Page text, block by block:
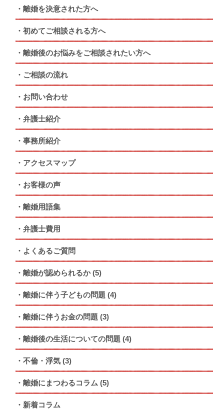
離婚を決意された方へ
初めてご相談される方へ
離婚後のお悩みをご相談されたい方へ
ご相談の流れ
お問い合わせ
弁護士紹介
事務所紹介
アクセスマップ
お客様の声
離婚用語集
弁護士費用
よくあるご質問
離婚が認められるか (5)
離婚に伴う子どもの問題 (4)
離婚に伴うお金の問題 (3)
離婚後の生活についての問題 (4)
不倫・浮気 (3)
離婚にまつわるコラム (5)
新着コラム